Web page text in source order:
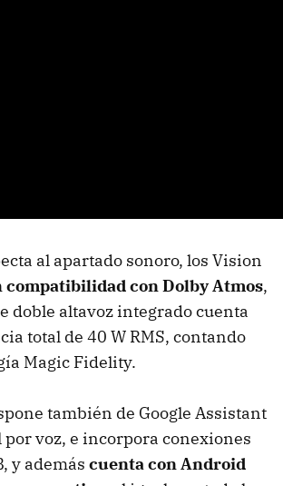
al apartado sonoro, los Vision
compatibilidad con Dolby Atmos,
doble altavoz integrado cuenta
total de 40 W RMS, contando
Magic Fidelity.
también de Google Assistant
voz, e incorpora conexiones
y además cuenta con Android